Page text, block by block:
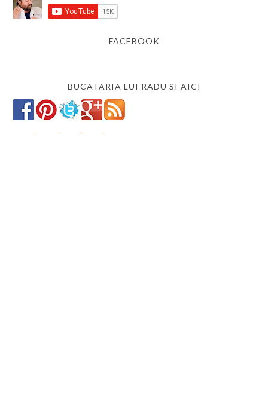
FACEBOOK
BUCATARIA LUI RADU SI AICI